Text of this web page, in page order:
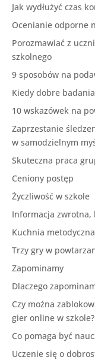
Jak wydłużyć czas
Ocenianie odporne
Porozmawiać z
szkolnego
9 sposobów na
Kiedy dobre
10 wskazówek na
Zaprzestanie
w samodzielnym
Skuteczna praca
Ceniony postęp
Życzliwość w szkole
Informacja zwrotna,
Kuchnia metodyczna
Trzy gry w
Zapominamy
Dlaczego
Czy można
gier online w szkole?
Co pomaga być
Uczenie się o